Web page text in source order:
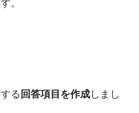
。
る 回答項目を作成しまし